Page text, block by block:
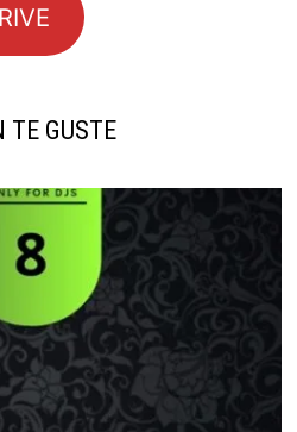
TE GUSTE